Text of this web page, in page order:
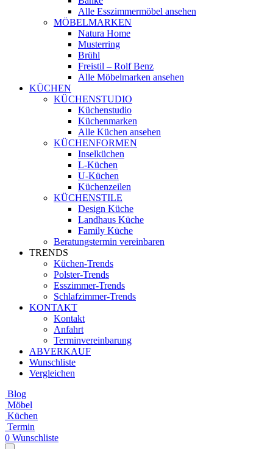
Alle Esszimmermöbel ansehen
MÖBELMARKEN
Natura Home
Musterring
Brühl
Freistil – Rolf Benz
Alle Möbelmarken ansehen
KÜCHEN
KÜCHENSTUDIO
Küchenstudio
Küchenmarken
Alle Küchen ansehen
KÜCHENFORMEN
Inselküchen
L-Küchen
U-Küchen
Küchenzeilen
KÜCHENSTILE
Design Küche
Landhaus Küche
Family Küche
Beratungstermin vereinbaren
TRENDS
Küchen-Trends
Polster-Trends
Esszimmer-Trends
Schlafzimmer-Trends
KONTAKT
Kontakt
Anfahrt
Terminvereinbarung
ABVERKAUF
Wunschliste
Vergleichen
Blog
Möbel
Küchen
Termin
0 Wunschliste